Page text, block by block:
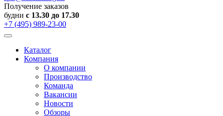
Получение заказов
будни с 13.30 до 17.30
+7 (495) 989-23-00
Каталог
Компания
О компании
Производство
Команда
Вакансии
Новости
Обзоры